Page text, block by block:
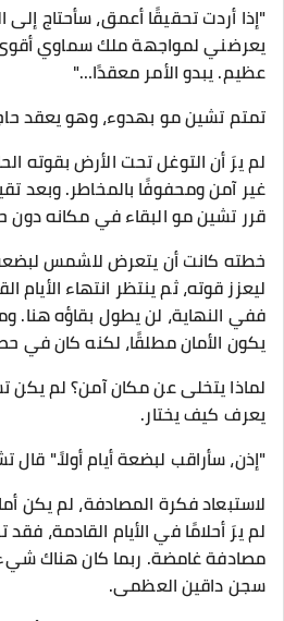
"إذا أردت تحقيقًا أعمق، سأحتاج إلى
يعرضني لمواجهة ملك سماوي
عظيم. يبدو الأمر معقدًا…"
تمتم تشين مو بهدوء، وهو يعقد
لم يرَ أن التوغل تحت الأرض بقوته
غير آمن ومحفوفًا بالمخاطر. وبعد
قرر تشين مو البقاء في مكانه دون
خطته كانت أن يتعرض للشمس
ليعزز قوته، ثم ينتظر انتهاء الأيام
ففي النهاية، لن يطول بقاؤه هنا.
يكون الأمان مطلقًا، لكنه كان في
لماذا يتخلى عن مكان آمن؟ لم
يعرف كيف يختار.
"إذن، سأراقب لبضعة أيام أولاً."
لاستبعاد فكرة المصادفة، لم يكن
لم يرَ أحلامًا في الأيام القادمة،
مصادفة غامضة. ربما كان هناك
سجن داقين العظمى.